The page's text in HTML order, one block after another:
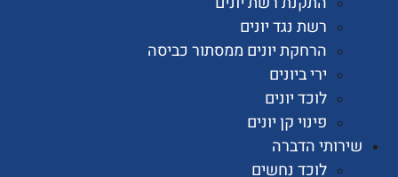
רשת נגד יונים
הרחקת יונים ממסתור כביסה
ירי ביונים
לוכד יונים
פינוי קן יונים
הדברה
לוכד נחשים